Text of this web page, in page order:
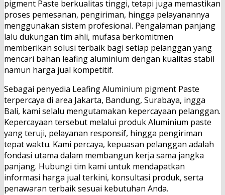
pigment Paste berkualitas tinggi, tetapi juga memastikan
proses pemesanan, pengiriman, hingga pelayanannya
menggunakan sistem profesional. Pengalaman panjang
lalu dukungan tim ahli, mufasa berkomitmen
memberikan solusi terbaik bagi setiap pelanggan yang
mencari bahan leafing aluminium dengan kualitas stabil
namun harga jual kompetitif.
Sebagai penyedia Leafing Aluminium pigment Paste
terpercaya di area Jakarta, Bandung, Surabaya, ingga
Bali, kami selalu mengutamakan kepercayaan pelanggan.
Kepercayaan tersebut melalui produk Aluminium paste
yang teruji, pelayanan responsif, hingga pengiriman
tepat waktu. Kami percaya, kepuasan pelanggan adalah
fondasi utama dalam membangun kerja sama jangka
panjang. Hubungi tim kami untuk mendapatkan
informasi harga jual terkini, konsultasi produk, serta
penawaran terbaik sesuai kebutuhan Anda.